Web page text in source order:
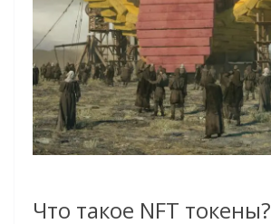
Что такое NFT токены?